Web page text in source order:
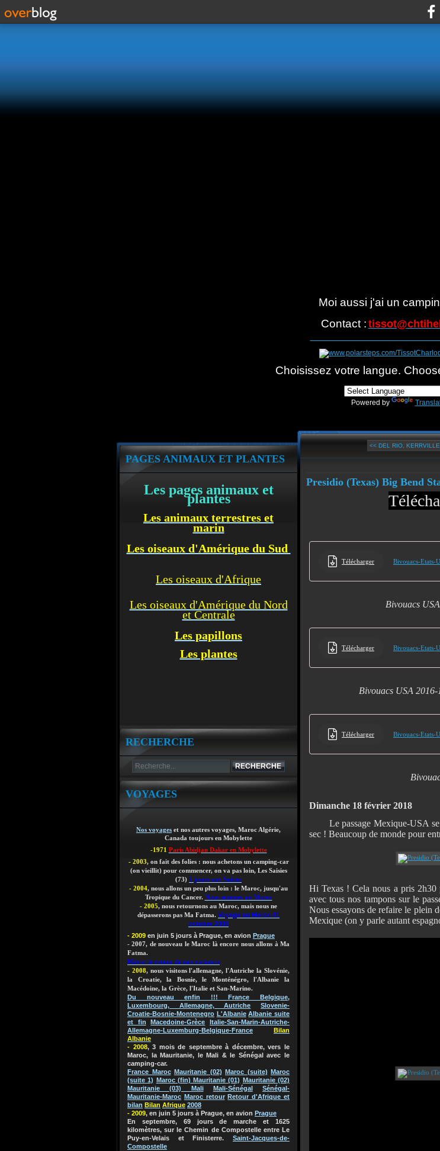
Moi aussi j'ai un
Contact : tissot@
Choisissez votre langue.
Powered by
PAGES ANIMAUX ET PLANTES
Les pages animaux et
plantes
Les animaux terrestres et
marin
Les oiseaux d'Amérique du Sud
Les oiseaux d'Afrique
Les oiseaux d'Amérique du Nord
et Centrale
Les papillons
Les plantes
RECHERCHE
VOYAGES
Nos voyages et nos autres voyages, Maroc Algérie,
Canada toujours en Mobylette
-1971 Paris Abidjan Dakar en Mobylette
- 2003, on fait des folies : nous achetons un camping-car
(on vieillit) pour commencer, on va pas loin, Les Saisies
(73) 5 jours aux Saisies
- 2004, nous allons un peu plus loin : le Maroc, jusqu'au
Tropique du Cancer. Nous sommes au Maroc
- 2005, nous retournons au Maroc, mais nous ne
dépasserons pas Ma Fatma. Voyage au Maroc 01
octobre 2005
- 2009 en juin 5 jours à Prague, en avion Prague
- 2007, de nouveau le Maroc là encore nous allons à Ma
Fatma.
Maroc le retour de nos vacances
- 2008, nous visitons l'allemagne, l'Autriche la Slovénie,
la Croatie, la Bosnie, le Monténégro, l'Albanie la
Macédoine, la Grèce, l'Italie et San-Marino.
Du nouveau enfin !!! France Belgique,
Luxembourg, Allemagne, Autriche
Slovenie-
Croatie-Bosnie-Montenegro L'Albanie Albanie suite
et fin
Macedoine-Grèce
Italie-San-Marin-Autriche-
Allemagne-Luxemburg-Belgique-France
Bilan
Albanie
- 2008, 3 mois de septembre à décembre, vers le
Maroc, la Mauritanie, le Mali & le Sénégal avec le
camping-car.
France Maroc
Mauritanie (02) Maroc (suite)
Maroc
(suite 1)
Maroc (fin) Mauritanie (01)
Mauritanie (02)
Mauritanie (03) Mali
Mali-Sénégal
Sénégal-
Mauritanie-Maroc Maroc retour Retour d'Afrique et
bilan Bilan Afrique 2008
- 2009, en juin 5 jours à Prague, en avion Prague
En septembre, 69 jours de marche et 1625
kilomètres, sur le Chemin de Compostelle entre Le
Puy-en-Velais et Finisterre. Saint-Jacques-de-
Compostelle
<< DEL RIO,
Presidio (Texas) Big Bend
Télécharger Bivouacs-Etats-
Bivouacs
Télécharger Bivouacs-Etats-
Bivouacs USA
Télécharger Bivouacs-Etats-
Dimanche 18 février 2018
Le passage Mexique-USA
sec ! Beaucoup de monde pour
Hi Texas ! Cela nous a pris 2h30
avec tous nos tampons sur le
Nous essayons de refaire le plein
Mexique (on y parle autant